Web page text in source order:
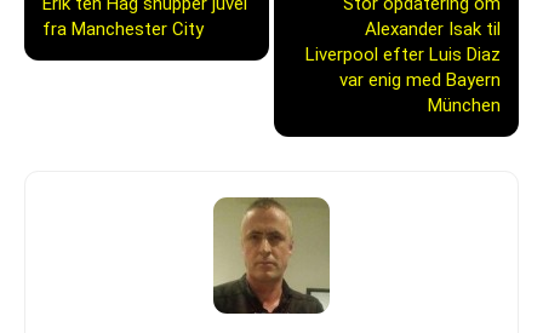
fra Manchester City
Alexander Isak til
Liverpool efter Luis Diaz
var enig med Bayern
München